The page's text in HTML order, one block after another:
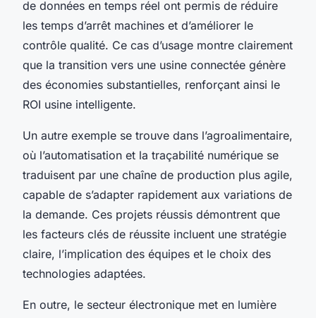
de données en temps réel ont permis de réduire
les temps d’arrêt machines et d’améliorer le
contrôle qualité. Ce cas d’usage montre clairement
que la transition vers une usine connectée génère
des économies substantielles, renforçant ainsi le
ROI usine intelligente.
Un autre exemple se trouve dans l’agroalimentaire,
où l’automatisation et la traçabilité numérique se
traduisent par une chaîne de production plus agile,
capable de s’adapter rapidement aux variations de
la demande. Ces projets réussis démontrent que
les facteurs clés de réussite incluent une stratégie
claire, l’implication des équipes et le choix des
technologies adaptées.
En outre, le secteur électronique met en lumière